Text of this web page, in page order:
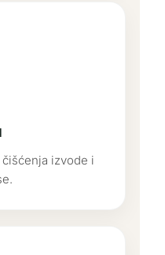
izvode i